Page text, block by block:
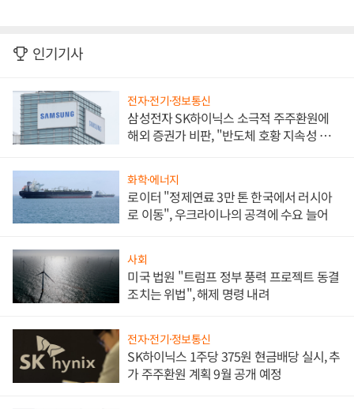
인기기사
전자·전기·정보통신
삼성전자 SK하이닉스 소극적 주주환원에
해외 증권가 비판, "반도체 호황 지속성 의
화학·에너지
로이터 "정제연료 3만 톤 한국에서 러시아
로 이동", 우크라이나의 공격에 수요 늘어
사회
미국 법원 "트럼프 정부 풍력 프로젝트 동결
조치는 위법", 해제 명령 내려
전자·전기·정보통신
SK하이닉스 1주당 375원 현금배당 실시, 추
가 주주환원 계획 9월 공개 예정